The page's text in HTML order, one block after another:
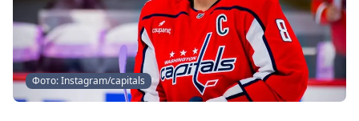
Фото: Instagram/capitals